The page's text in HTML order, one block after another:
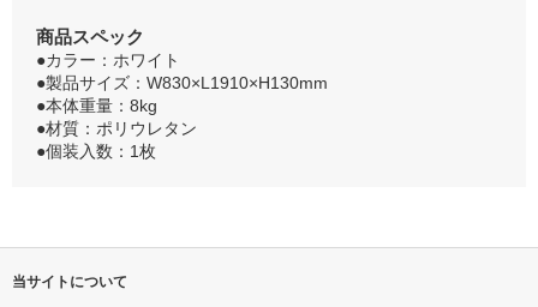
商品スペック
●カラー：ホワイト
●製品サイズ：W830×L1910×H130mm
●本体重量：8kg
●材質：ポリウレタン
●個装入数：1枚
当サイトについて